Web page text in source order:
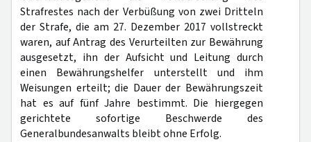
Strafrestes nach der Verbüßung von zwei Dritteln
der Strafe, die am 27. Dezember 2017 vollstreckt
waren, auf Antrag des Verurteilten zur Bewährung
ausgesetzt, ihn der Aufsicht und Leitung durch
einen Bewährungshelfer unterstellt und ihm
Weisungen erteilt; die Dauer der Bewährungszeit
hat es auf fünf Jahre bestimmt. Die hiergegen
gerichtete sofortige Beschwerde des
Generalbundesanwalts bleibt ohne Erfolg.